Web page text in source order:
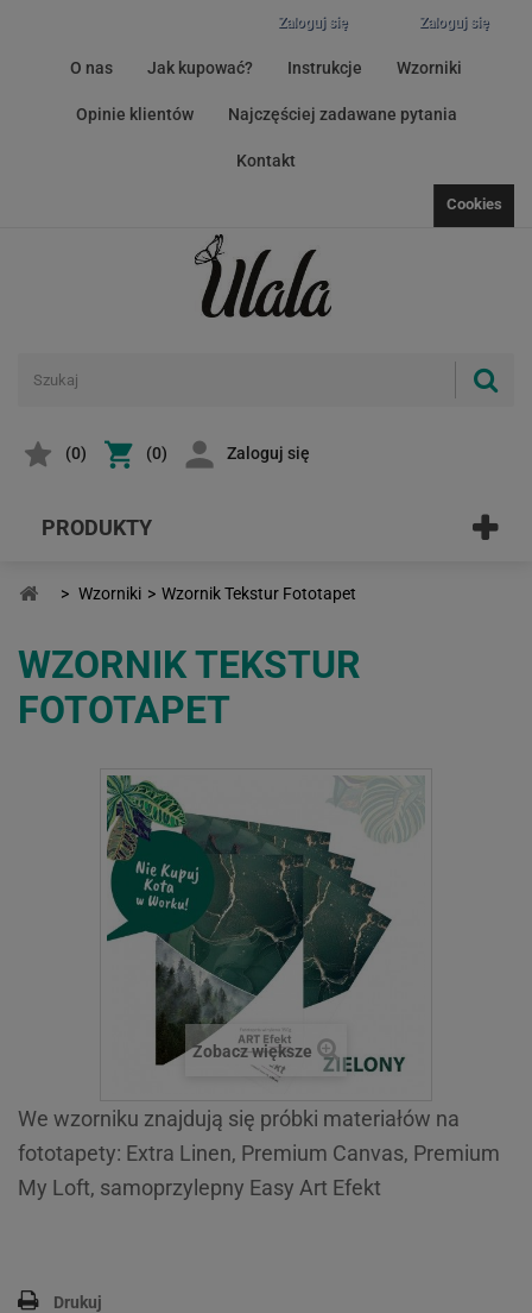
Zaloguj się
Zaloguj się
O nas Jak kupować? Instrukcje Wzorniki
Opinie klientów Najczęściej zadawane pytania
Kontakt
Cookies
(0) (0) Zaloguj się
PRODUKTY
> Wzorniki > Wzornik Tekstur Fototapet
WZORNIK TEKSTUR
FOTOTAPET
Zobacz większe
We wzorniku znajdują się próbki materiałów na
fototapety: Extra Linen, Premium Canvas, Premium
My Loft, samoprzylepny Easy Art Efekt
Drukuj